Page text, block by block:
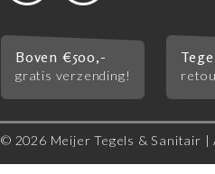
Boven €500,-
gratis verzending!
© 2026 Meijer Tegels & Sanitair |